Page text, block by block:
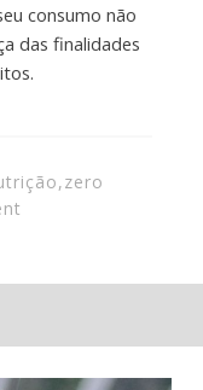
consumo não
das finalidades
,zero